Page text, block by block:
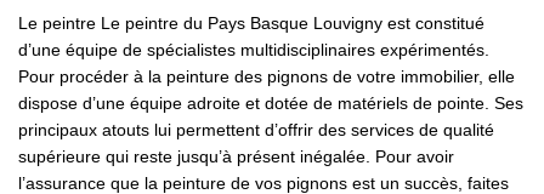
Le peintre Le peintre du Pays Basque Louvigny est constitué
d’une équipe de spécialistes multidisciplinaires expérimentés.
Pour procéder à la peinture des pignons de votre immobilier, elle
dispose d’une équipe adroite et dotée de matériels de pointe. Ses
principaux atouts lui permettent d’offrir des services de qualité
supérieure qui reste jusqu’à présent inégalée. Pour avoir
l’assurance que la peinture de vos pignons est un succès, faites